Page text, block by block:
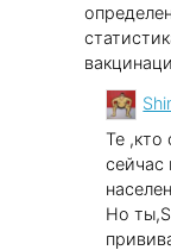
Те ,кто
сейчас
Но